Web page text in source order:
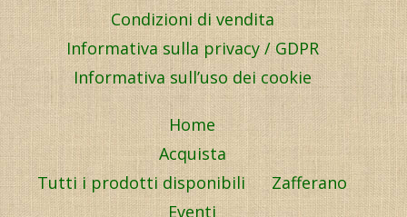
Condizioni di vendita
Informativa sulla privacy / GDPR
Informativa sull’uso dei cookie
Home
Acquista
Tutti i prodotti disponibili
Zafferano
Eventi